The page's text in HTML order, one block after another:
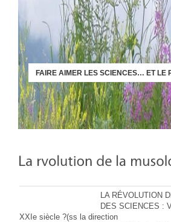
FAIRE AIMER LES SCIENCES… ET LE
LA RÉVOLUTION
DES SCIENCES :
XXIe siècle ?(ss la direction